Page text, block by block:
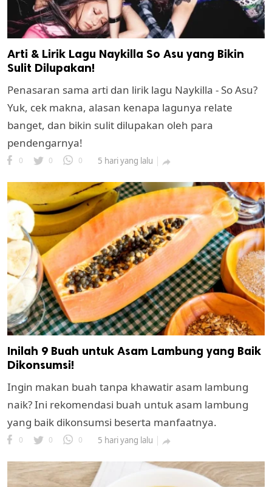
Arti & Lirik Lagu Naykilla So Asu yang Bikin
Sulit Dilupakan!
Penasaran sama arti dan lirik lagu Naykilla - So Asu?
Yuk, cek makna, alasan kenapa lagunya relate
banget, dan bikin sulit dilupakan oleh para
pendengarnya!
0 0 0 5 hari yang lalu 
Inilah 9 Buah untuk Asam Lambung yang Baik
Dikonsumsi!
Ingin makan buah tanpa khawatir asam lambung
naik? Ini rekomendasi buah untuk asam lambung
yang baik dikonsumsi beserta manfaatnya.
0 0 0 5 hari yang lalu 